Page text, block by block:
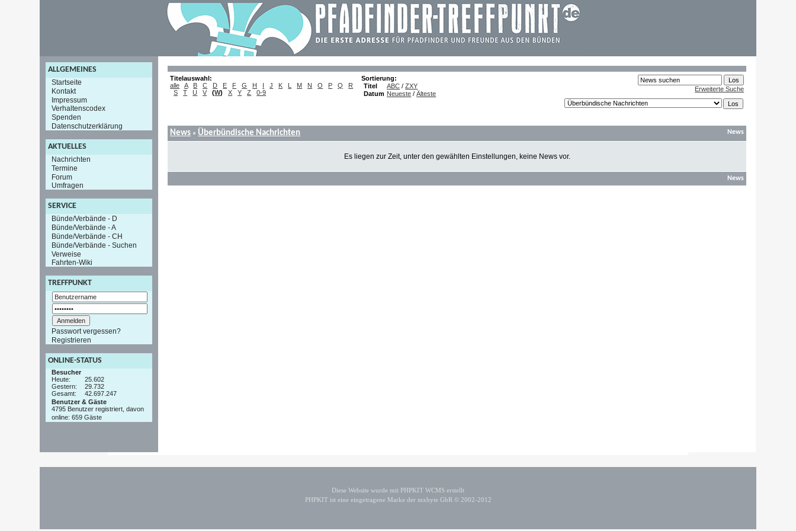
ALLGEMEINES
Startseite
Kontakt
Impressum
Verhaltenscodex
Spenden
Datenschutzerklärung
AKTUELLES
Nachrichten
Termine
Forum
Umfragen
SERVICE
Bünde/Verbände - D
Bünde/Verbände - A
Bünde/Verbände - CH
Bünde/Verbände - Suchen
Verweise
Fahrten-Wiki
TREFFPUNKT
Passwort vergessen?
Registrieren
ONLINE-STATUS
Besucher
Heute:
25.602
Gestern:
29.732
Gesamt:
42.697.247
Benutzer & Gäste
4795 Benutzer registriert, davon
online: 659 Gäste
Titelauswahl:
alle
A B C D E F G H I J K L M N O P Q
R
S
T U V (W) X Y Z 0-9
Sortierung:
Titel
ABC /ZXY
Datum Neueste /Älteste
Erweiterte Suche
News » Überbündische Nachrichten News
Es liegen zur Zeit, unter den gewählten Einstellungen, keine News vor.
News
Diese Website wurde mit PHPKIT WCMS erstellt
PHPKIT ist eine eingetragene Marke der mxbyte GbR © 2002-2012